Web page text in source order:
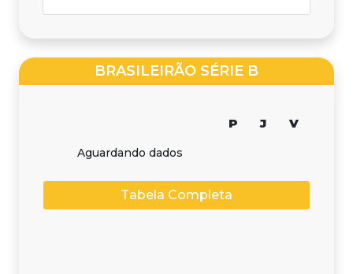
BRASILEIRÃO SÉRIE B
P J V
Aguardando dados
Tabela Completa